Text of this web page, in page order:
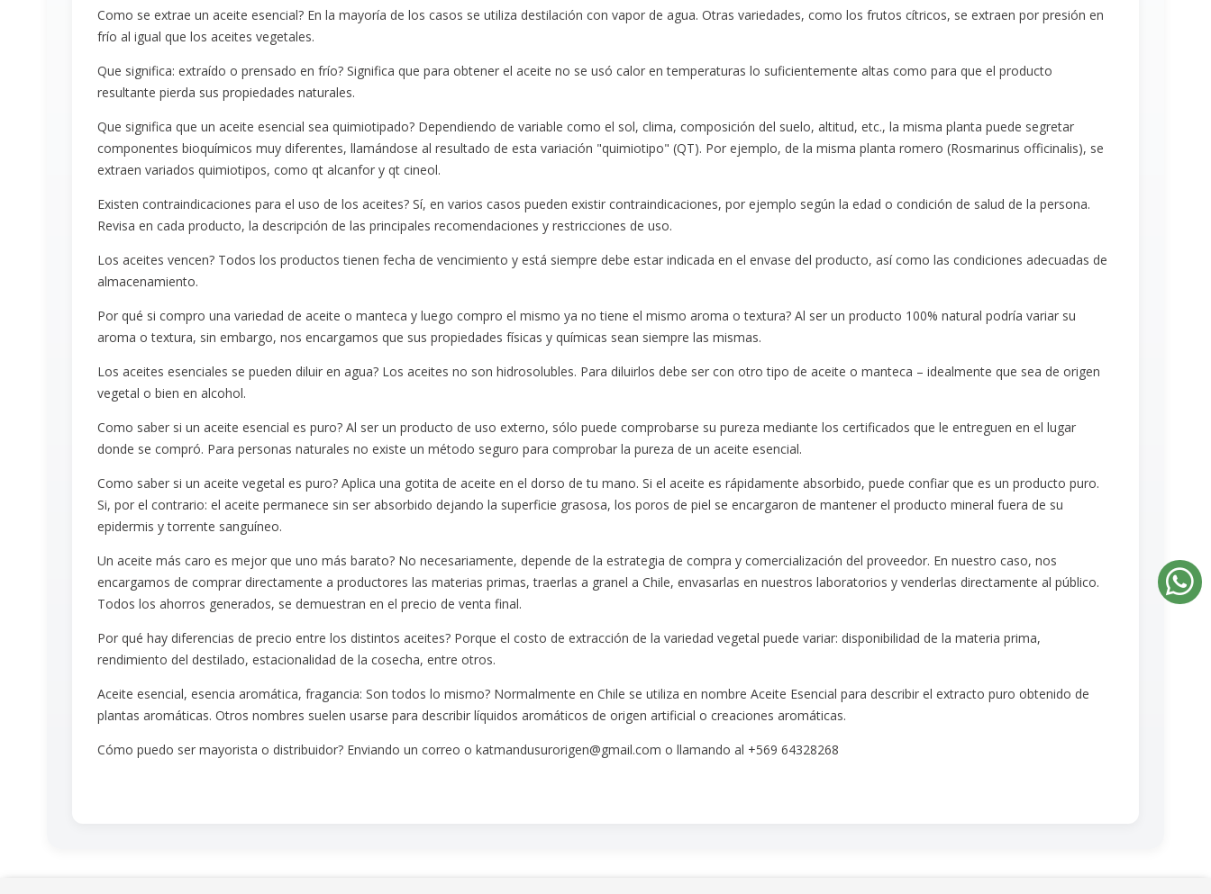
Como se extrae un aceite esencial? En la mayoría de los casos se utiliza destilación con vapor de agua. Otras variedades, como los frutos cítricos, se extraen por presión en
frío al igual que los aceites vegetales.
Que significa: extraído o prensado en frío? Significa que para obtener el aceite no se usó calor en temperaturas lo suficientemente altas como para que el producto
resultante pierda sus propiedades naturales.
Que significa que un aceite esencial sea quimiotipado? Dependiendo de variable como el sol, clima, composición del suelo, altitud, etc., la misma planta puede segretar
componentes bioquímicos muy diferentes, llamándose al resultado de esta variación "quimiotipo" (QT). Por ejemplo, de la misma planta romero (Rosmarinus officinalis), se
extraen variados quimiotipos, como qt alcanfor y qt cineol.
Existen contraindicaciones para el uso de los aceites? Sí, en varios casos pueden existir contraindicaciones, por ejemplo según la edad o condición de salud de la persona.
Revisa en cada producto, la descripción de las principales recomendaciones y restricciones de uso.
Los aceites vencen? Todos los productos tienen fecha de vencimiento y está siempre debe estar indicada en el envase del producto, así como las condiciones adecuadas de
almacenamiento.
Por qué si compro una variedad de aceite o manteca y luego compro el mismo ya no tiene el mismo aroma o textura? Al ser un producto 100% natural podría variar su
aroma o textura, sin embargo, nos encargamos que sus propiedades físicas y químicas sean siempre las mismas.
Los aceites esenciales se pueden diluir en agua? Los aceites no son hidrosolubles. Para diluirlos debe ser con otro tipo de aceite o manteca – idealmente que sea de origen
vegetal o bien en alcohol.
Como saber si un aceite esencial es puro? Al ser un producto de uso externo, sólo puede comprobarse su pureza mediante los certificados que le entreguen en el lugar
donde se compró. Para personas naturales no existe un método seguro para comprobar la pureza de un aceite esencial.
Como saber si un aceite vegetal es puro? Aplica una gotita de aceite en el dorso de tu mano. Si el aceite es rápidamente absorbido, puede confiar que es un producto puro.
Si, por el contrario: el aceite permanece sin ser absorbido dejando la superficie grasosa, los poros de piel se encargaron de mantener el producto mineral fuera de su
epidermis y torrente sanguíneo.
Un aceite más caro es mejor que uno más barato? No necesariamente, depende de la estrategia de compra y comercialización del proveedor. En nuestro caso, nos
encargamos de comprar directamente a productores las materias primas, traerlas a granel a Chile, envasarlas en nuestros laboratorios y venderlas directamente al público.
Todos los ahorros generados, se demuestran en el precio de venta final.
Por qué hay diferencias de precio entre los distintos aceites? Porque el costo de extracción de la variedad vegetal puede variar: disponibilidad de la materia prima,
rendimiento del destilado, estacionalidad de la cosecha, entre otros.
Aceite esencial, esencia aromática, fragancia: Son todos lo mismo? Normalmente en Chile se utiliza en nombre Aceite Esencial para describir el extracto puro obtenido de
plantas aromáticas. Otros nombres suelen usarse para describir líquidos aromáticos de origen artificial o creaciones aromáticas.
Cómo puedo ser mayorista o distribuidor? Enviando un correo o katmandusurorigen@gmail.com o llamando al +569 64328268